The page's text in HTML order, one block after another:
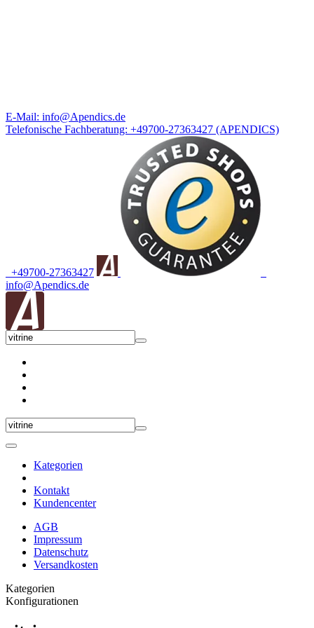
E-Mail: info@Apendics.de
Telefonische Fachberatung: +49700-27363427 (APENDICS)
+49700-27363427
info@Apendics.de
Kategorien
Kontakt
Kundencenter
AGB
Impressum
Datenschutz
Versandkosten
Kategorien
Konfigurationen